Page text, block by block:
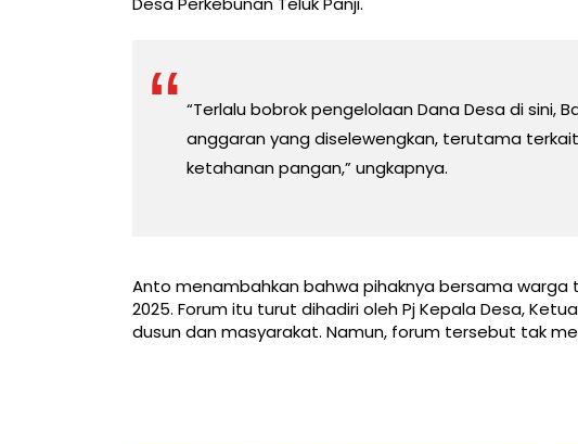
“Terlalu bobrok pengelolaan Dana Desa di sini,
anggaran yang diselewengkan, terutama
ketahanan pangan,” ungkapnya.
Anto menambahkan bahwa pihaknya bersama
2025. Forum itu turut dihadiri oleh Pj Kepala Desa,
dusun dan masyarakat. Namun, forum tersebut tak